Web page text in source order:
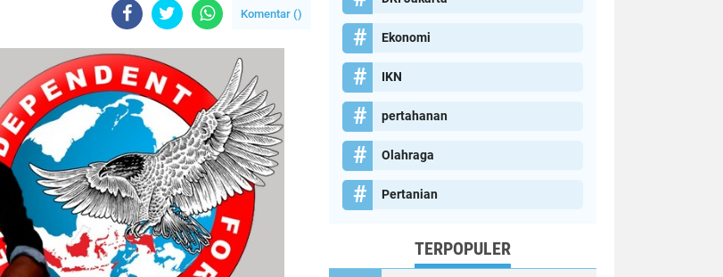
Komentar ()
Ekonomi
IKN
pertahanan
Olahraga
Pertanian
TERPOPULER